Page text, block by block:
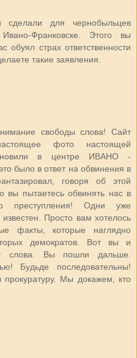
для чернобыльцев
Франковске. Этого вы
обуял страх ответственности
такие заявления.
свободы слова! Сайт
фото настоящей
в центре ИВАНО -
было в ответ на обвинения в
говоря об этой
вы пытаетесь обвинять нас в
преступления! Одни уже
Просто вам хотелось
факты, которые наглядно
демократов. Вот вы и
слова. Вы пошли дальше.
Будьде последовательны!
Мы докажем, кто